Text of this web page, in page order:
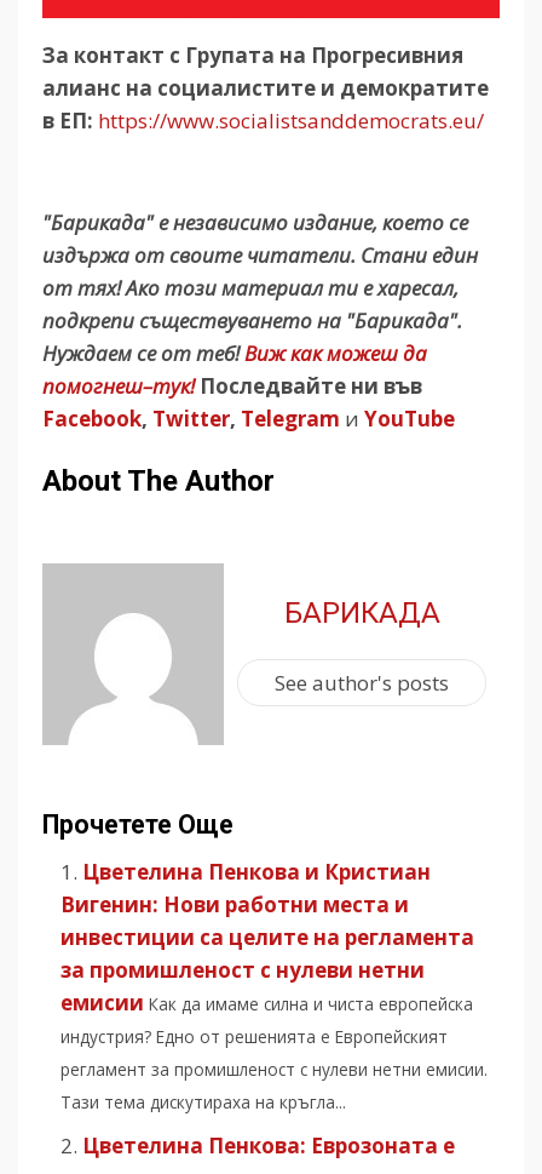
За контакт с Групата на Прогресивния
алианс на социалистите и демократите
в ЕП: https://www.socialistsanddemocrats.eu/
"Барикада" е независимо издание, което се
издържа от своите читатели. Стани един
от тях! Ако този материал ти е харесал,
подкрепи съществуването на "Барикада".
Нуждаем се от теб!Виж как можеш да
помогнеш–тук! Последвайте ни във
Facebook, Twitter, Telegram и YouTube
About The Author
БАРИКАДА
See author's posts
Прочетете Още
Цветелина Пенкова и Кристиан
Вигенин: Нови работни места и
инвестиции са целите на регламента
за промишленост с нулеви нетни
емисии Как да имаме силна и чиста европейска
индустрия? Едно от решенията е Европейският
регламент за промишленост с нулеви нетни емисии.
Тази тема дискутираха на кръгла...
Цветелина Пенкова: Еврозоната е